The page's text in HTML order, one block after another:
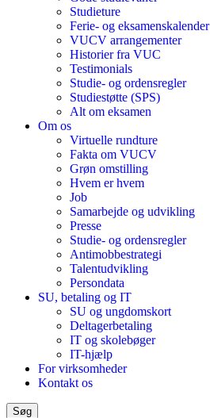
Studieture
Ferie- og eksamenskalender
VUCV arrangementer
Historier fra VUC
Testimonials
Studie- og ordensregler
Studiestøtte (SPS)
Alt om eksamen
Om os
Virtuelle rundture
Fakta om VUCV
Grøn omstilling
Hvem er hvem
Job
Samarbejde og udvikling
Presse
Studie- og ordensregler
Antimobbestrategi
Talentudvikling
Persondata
SU, betaling og IT
SU og ungdomskort
Deltagerbetaling
IT og skolebøger
IT-hjælp
For virksomheder
Kontakt os
Søg